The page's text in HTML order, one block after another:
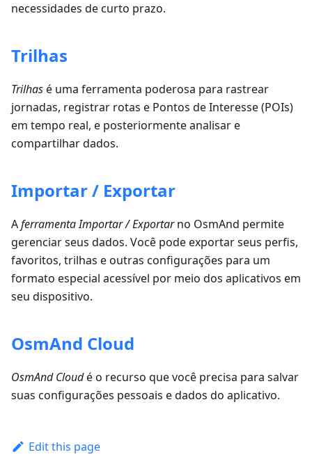
necessidades de curto prazo.
Trilhas
Trilhasé uma ferramenta poderosa para rastrear
jornadas, registrar rotas e Pontos de Interesse (POIs)
em tempo real, e posteriormente analisar e
compartilhar dados.
Importar / Exportar
Aferramenta Importar / Exportarno OsmAnd permite
gerenciar seus dados. Você pode exportar seus perfis,
favoritos, trilhas e outras configurações para um
formato especial acessível por meio dos aplicativos em
seu dispositivo.
OsmAnd Cloud
OsmAnd Cloudé o recurso que você precisa para salvar
suas configurações pessoais e dados do aplicativo.
Edit this page